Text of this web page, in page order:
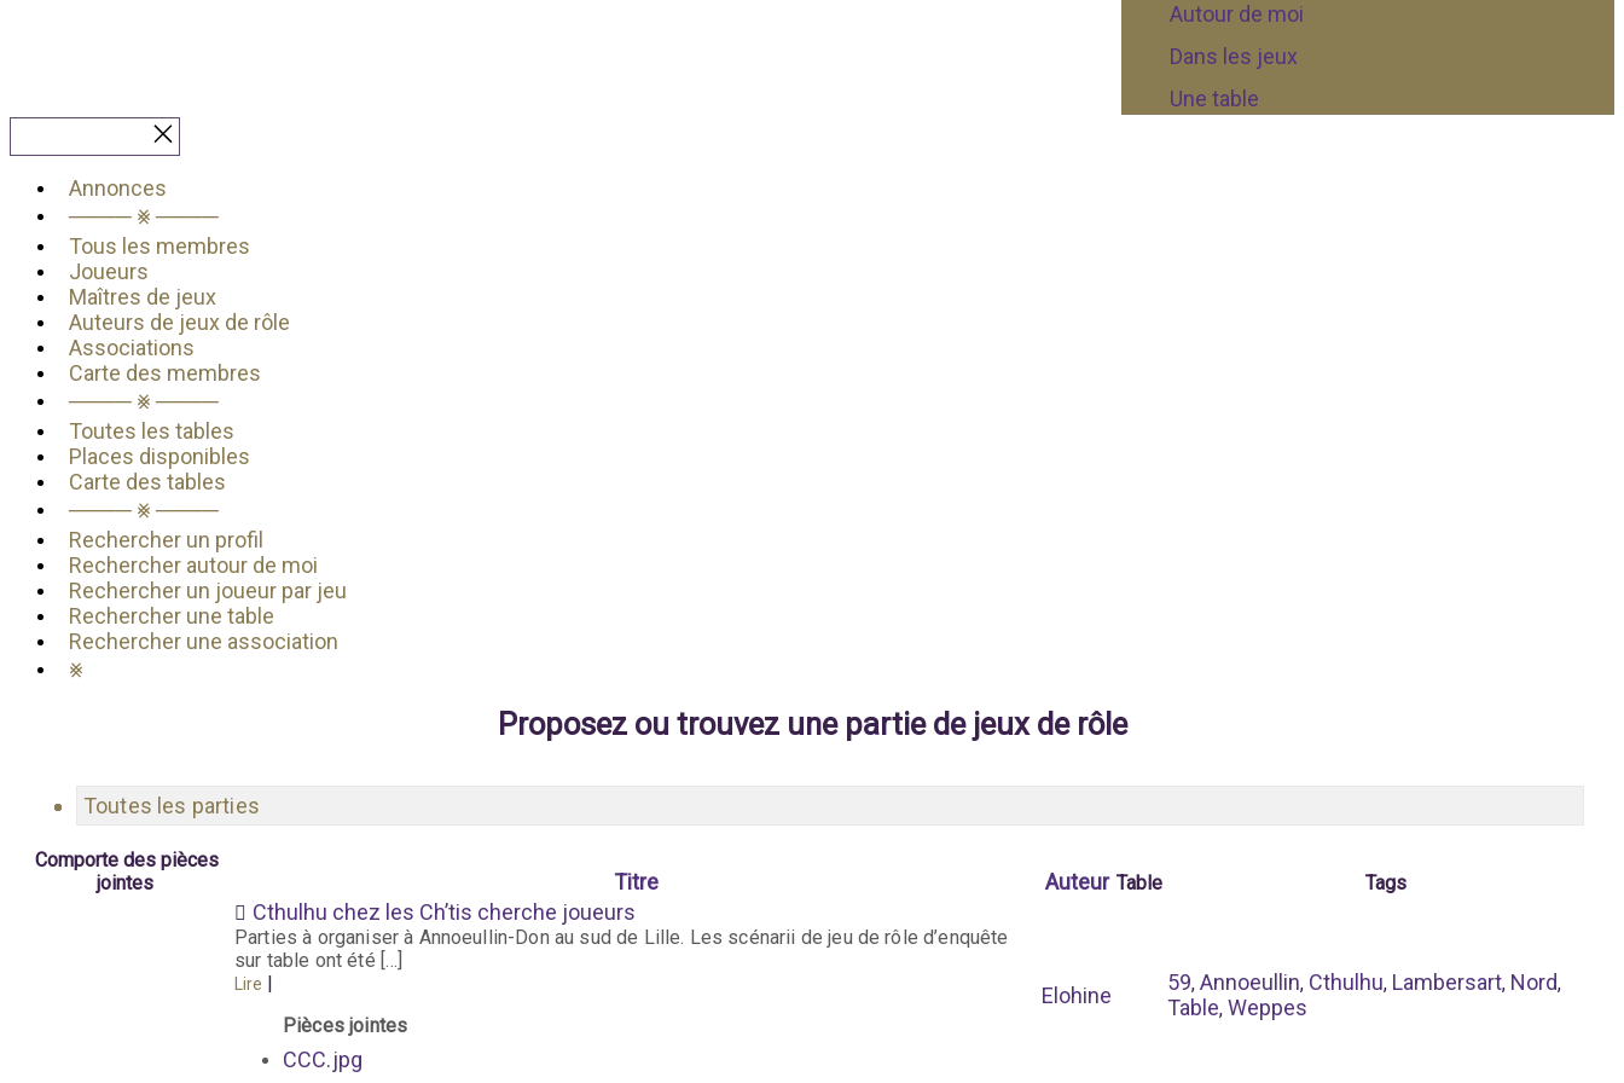
Autour de moi
Dans les jeux
Une table
Annonces
──── ⨳ ────
Tous les membres
Joueurs
Maîtres de jeux
Auteurs de jeux de rôle
Associations
Carte des membres
──── ⨳ ────
Toutes les tables
Places disponibles
Carte des tables
──── ⨳ ────
Rechercher un profil
Rechercher autour de moi
Rechercher un joueur par jeu
Rechercher une table
Rechercher une association
⨳
Proposez ou trouvez une partie de jeux de rôle
Toutes les parties
Comporte des pièces
jointes
Titre Auteur Table Tags
Cthulhu chez les Ch’tis cherche joueurs
Parties à organiser à Annoeullin-Don au sud de Lille. Les scénarii de jeu de rôle d’enquête
sur table ont été […]
Lire |
Pièces jointes
CCC.jpg
Elohine
59, Annoeullin, Cthulhu, Lambersart, Nord,
Table, Weppes